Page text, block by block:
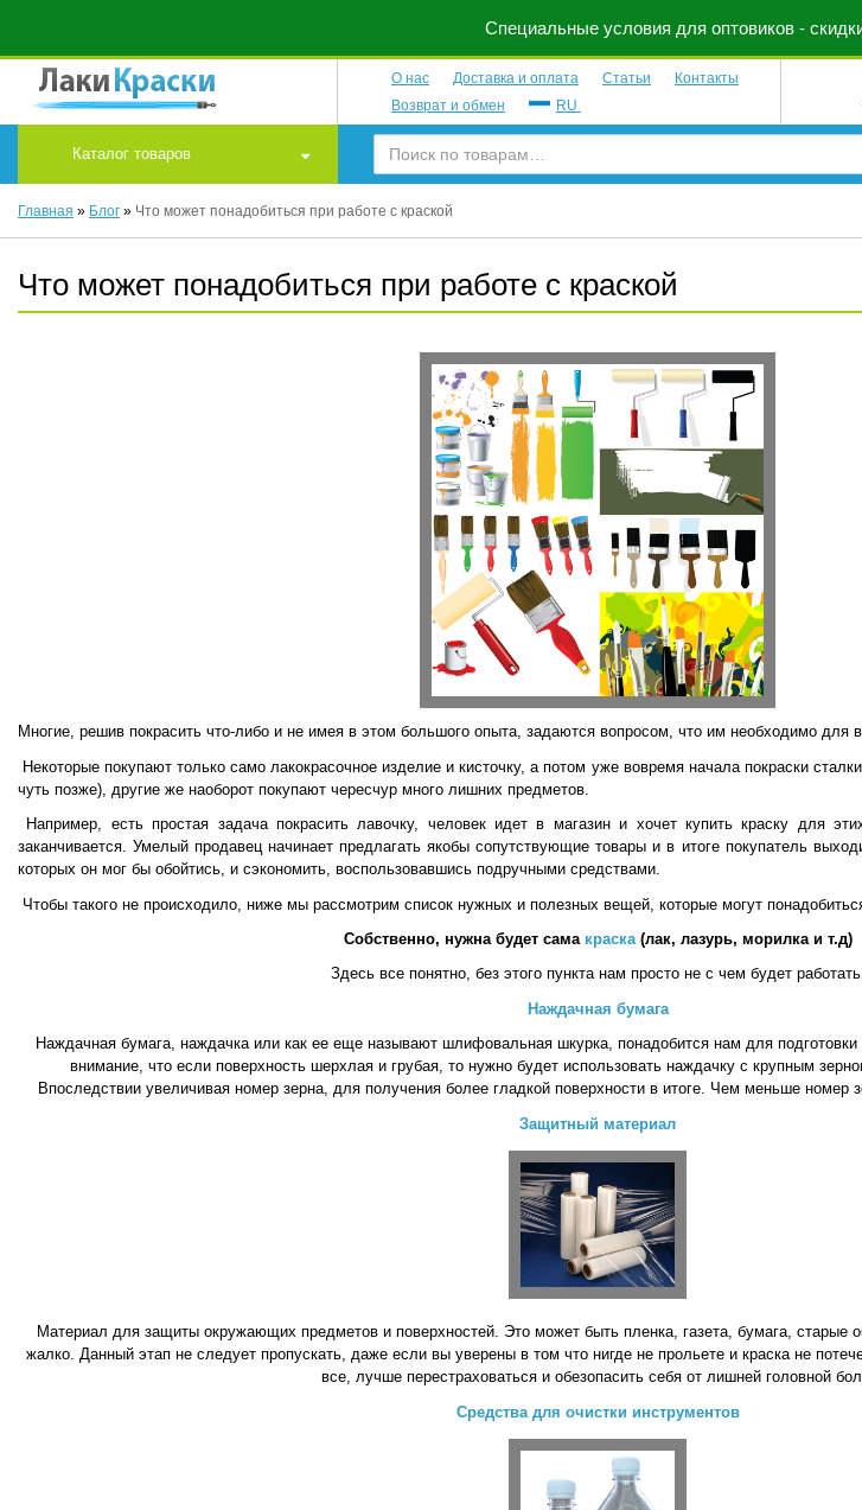
Специальные условия для оптовиков -
О нас Доставка и оплата Статьи
Контакты
Возврат и обмен
RU
Каталог товаров
Главная » Блог » Что может понадобиться при работе с краской
Что может понадобиться при работе с краской
Многие, решив покрасить что-либо и не имея в этом большого опыта, задаются вопросом, что им необходимо для
Некоторые покупают только само лакокрасочное изделие и кисточку, а потом уже вовремя начала покраски
чуть позже), другие же наоборот покупают чересчур много лишних предметов.
Например, есть простая задача покрасить лавочку, человек идет в магазин и хочет купить краску для
заканчивается. Умелый продавец начинает предлагать якобы сопутствующие товары и в итоге покупатель
которых он мог бы обойтись, и сэкономить, воспользовавшись подручными средствами.
Чтобы такого не происходило, ниже мы рассмотрим список нужных и полезных вещей, которые могут
Собственно, нужна будет сама краска(лак, лазурь, морилка и т.д)
Здесь все понятно, без этого пункта нам просто не с чем будет
Наждачная бумага
Наждачная бумага, наждачка или как ее еще называют шлифовальная шкурка, понадобится нам для подготовки
внимание, что если поверхность шерхлая и грубая, то нужно будет использовать наждачку с крупным
Впоследствии увеличивая номер зерна, для получения более гладкой поверхности в итоге. Чем меньше номер
Защитный материал
Материал для защиты окружающих предметов и поверхностей. Это может быть пленка, газета, бумага, старые
жалко. Данный этап не следует пропускать, даже если вы уверены в том что нигде не прольете и краска не
все, лучше перестраховаться и обезопасить себя от лишней головной
Средства для очистки инструментов